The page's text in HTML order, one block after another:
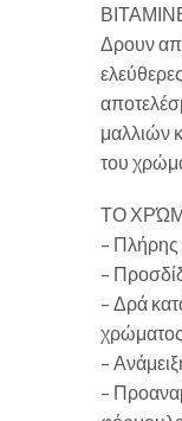
Δρουν
μαλλιών
του
ΤΟ
–
–
– Δρά
χρώματος
–
–